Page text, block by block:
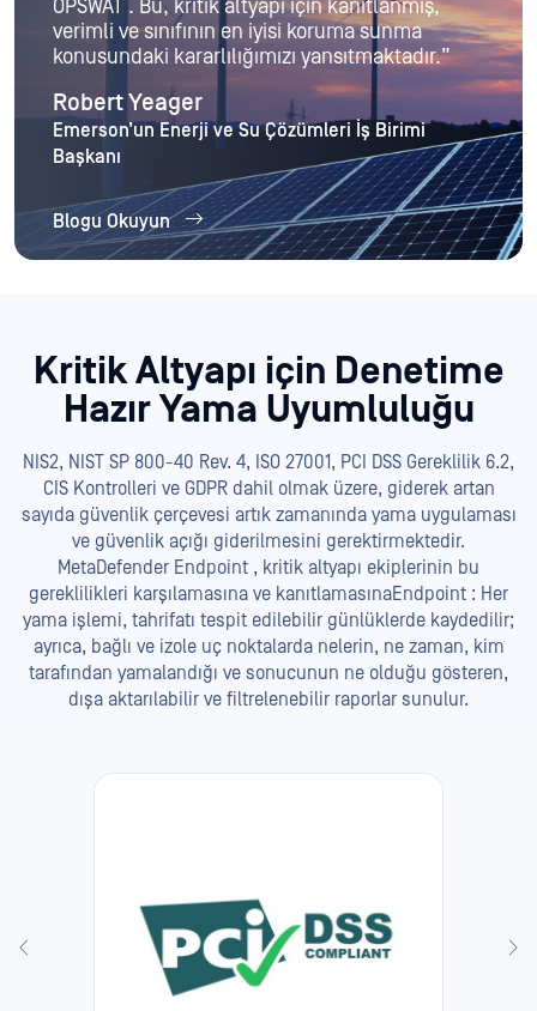
OPSWAT . Bu, kritik altyapı için kanıtlanmış,
verimli ve sınıfının en iyisi koruma sunma
konusundaki kararlılığımızı yansıtmaktadır.”
Robert Yeager
Emerson’un Enerji ve Su Çözümleri İş Birimi
Başkanı
Blogu Okuyun
Kritik Altyapı için Denetime
Hazır Yama Uyumluluğu
NIS2, NIST SP 800-40 Rev. 4, ISO 27001, PCI DSS Gereklilik 6.2,
CIS Kontrolleri ve GDPR dahil olmak üzere, giderek artan
sayıda güvenlik çerçevesi artık zamanında yama uygulaması
ve güvenlik açığı giderilmesini gerektirmektedir.
MetaDefender Endpoint , kritik altyapı ekiplerinin bu
gereklilikleri karşılamasına ve kanıtlamasınaEndpoint : Her
yama işlemi, tahrifatı tespit edilebilir günlüklerde kaydedilir;
ayrıca, bağlı ve izole uç noktalarda nelerin, ne zaman, kim
tarafından yamalandığı ve sonucunun ne olduğu gösteren,
dışa aktarılabilir ve filtrelenebilir raporlar sunulur.